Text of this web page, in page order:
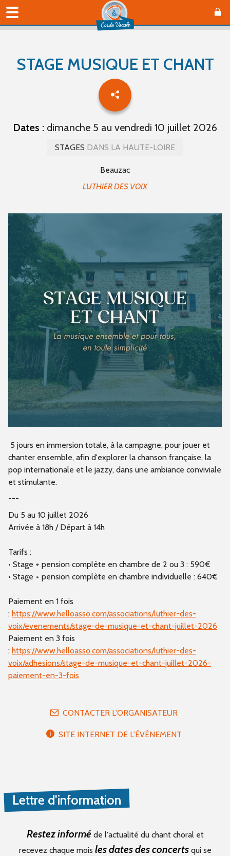
STAGE MUSIQUE ET CHANT
Dates : dimanche 5 au vendredi 10 juillet 2026
STAGES DANS LA HAUTE-LOIRE
Beauzac
LUTHIER DES VOIX
5 jours en immersion totale, à la campagne, pour jouer et
chanter ensemble, afin d'explorer la chanson française, la
pop internationale et le jazzy, dans une ambiance conviviale
et stimulante.
---
Du 5 au 10 juillet 2026
Arrivée à 18h / Départ à 14h
Tarifs :
• Stage + pension complète en chambre de 2 ou 3 : 590€
• Stage + pension complète en chambre individuelle : 640€
Paiement en 1 fois
: https://www.helloasso.com/associations/luthier-des-
voix/evenements/stage-de-musique-et-chant-juillet-2026
Paiement en 3 fois
: https://www.helloasso.com/associations/luthier-des-
voix/adhesions/stage-de-musique-et-chant-juillet-2026-
paiement-en-3-fois
CONTACTER L'ORGANISATEUR
SITE INTERNET DE L'ÉVÈNEMENT
Lettre d'information
Restez informé de l'actualité du chant choral et
recevez chaque mois les dates des concertsqui se